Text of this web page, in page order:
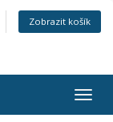
Zobrazit košík